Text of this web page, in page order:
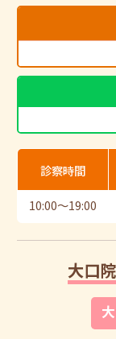
診察時間
10:00〜19:00
大口